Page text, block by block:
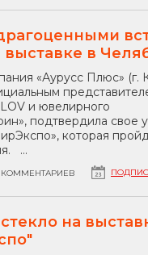
в
«Аурусс Плюс» (г.
и ювелирного
подтвердила свое
которая
...
КОММЕНТАРИЕВ
на